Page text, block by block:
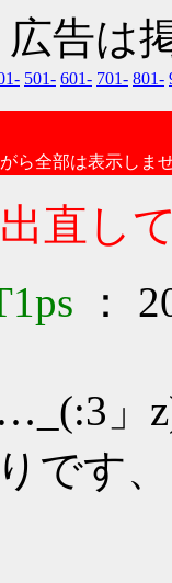
広告は
501- 601- 701- 801-
ら全部は表示しま
直し
：
」
です